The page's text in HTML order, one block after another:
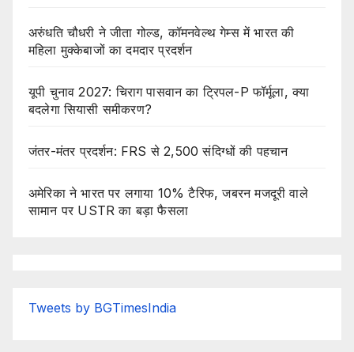
अरुंधति चौधरी ने जीता गोल्ड, कॉमनवेल्थ गेम्स में भारत की
महिला मुक्केबाजों का दमदार प्रदर्शन
यूपी चुनाव 2027: चिराग पासवान का ट्रिपल-P फॉर्मूला, क्या
बदलेगा सियासी समीकरण?
जंतर-मंतर प्रदर्शन: FRS से 2,500 संदिग्धों की पहचान
अमेरिका ने भारत पर लगाया 10% टैरिफ, जबरन मजदूरी वाले
सामान पर USTR का बड़ा फैसला
Tweets by BGTimesIndia